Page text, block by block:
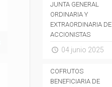
JUNTA GENERAL
ORDINARIA Y
EXTRAORDINARIA DE
ACCIONISTAS
04 junio 2025
COFRUTOS
BENEFICIARIA DE